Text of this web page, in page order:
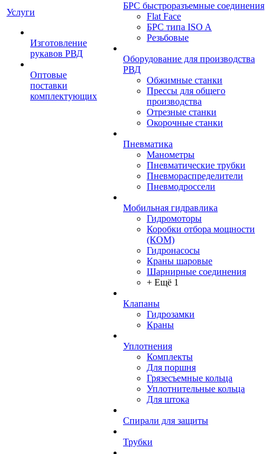
Услуги
Изготовление
рукавов РВД
Оптовые
поставки
комплектующих
БРС быстроразъемные соединения
Flat Face
БРС типа ISO A
Резьбовые
Оборудование для производства
РВД
Обжимные станки
Прессы для общего
производства
Отрезные станки
Окорочные станки
Пневматика
Манометры
Пневматические трубки
Пневмораспределители
Пневмодроссели
Мобильная гидравлика
Гидромоторы
Коробки отбора мощности
(КОМ)
Гидронасосы
Краны шаровые
Шарнирные соединения
+ Ещё 1
Клапаны
Гидрозамки
Краны
Уплотнения
Комплекты
Для поршня
Грязесъемные кольца
Уплотнительные кольца
Для штока
Спирали для защиты
Трубки